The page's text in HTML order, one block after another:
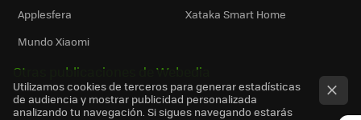
Applesfera
Xataka Smart Home
Mundo Xiaomi
Otras publicaciones de Webedia
Utilizamos cookies de terceros para generar estadísticas
de audiencia y mostrar publicidad personalizada
analizando tu navegación. Si sigues navegando estarás